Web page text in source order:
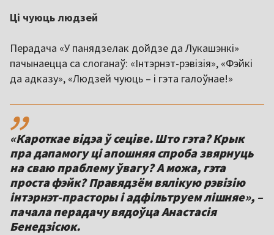
Ці чуюць людзей
Перадача «У панядзелак дойдзе да Лукашэнкі»
пачынаецца са слоганаў: «Інтэрнэт-рэвізія», «Фэйкі
да адказу», «Людзей чуюць – і гэта галоўнае!»
,,
«Кароткае відэа ў сеціве. Што гэта? Крык
пра дапамогу ці апошняя спроба звярнуць
на сваю праблему ўвагу? А можа, гэта
проста фэйк? Правядзём вялікую рэвізію
інтэрнэт-прасторы і адфільтруем лішняе», –
пачала перадачу вядоўца Анастасія
Бенедзісюк.